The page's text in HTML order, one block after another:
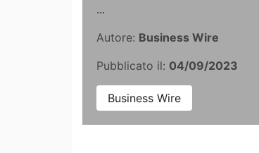
...
Autore: Business Wire
Pubblicato il: 04/09/2023
Business Wire